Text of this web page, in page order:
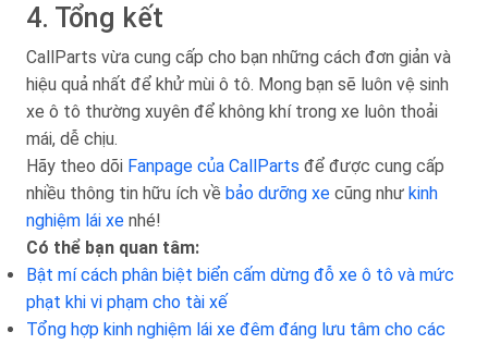
4. Tổng kết
CallParts vừa cung cấp cho bạn những cách đơn giản và
hiệu quả nhất để khử mùi ô tô. Mong bạn sẽ luôn vệ sinh
xe ô tô thường xuyên để không khí trong xe luôn thoải
mái, dễ chịu.
Hãy theo dõi Fanpage của CallParts để được cung cấp
nhiều thông tin hữu ích về bảo dưỡng xe cũng như kinh
nghiệm lái xe nhé!
Có thể bạn quan tâm:
Bật mí cách phân biệt biển cấm dừng đỗ xe ô tô và mức
phạt khi vi phạm cho tài xế
Tổng hợp kinh nghiệm lái xe đêm đáng lưu tâm cho các